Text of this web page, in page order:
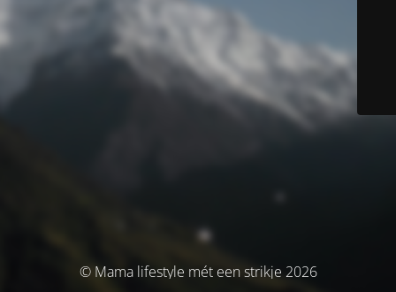
© Mama lifestyle mét een strikje 2026